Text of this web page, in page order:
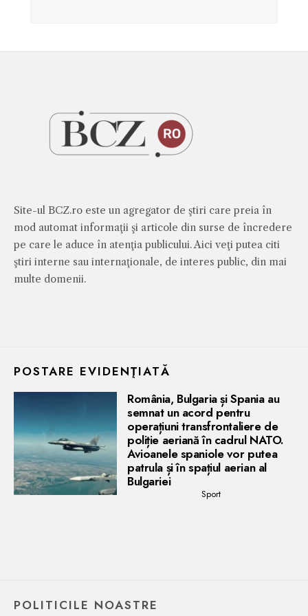
Site-ul BCZ.ro este un agregator de ştiri care preia în
mod automat informaţii şi articole din surse de încredere
pe care le aduce în atenţia publicului. Aici veţi putea citi
ştiri interne sau internaţionale, de interes public, din mai
multe domenii.
POSTARE EVIDENŢIATĂ
România, Bulgaria și Spania au
semnat un acord pentru
operațiuni transfrontaliere de
poliție aeriană în cadrul NATO.
Avioanele spaniole vor putea
patrula și în spațiul aerian al
Bulgariei
Sport
POLITICILE NOASTRE